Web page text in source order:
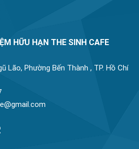
HỮU HẠN THE SINH CAFE
Lão, Phường Bến Thành , TP. Hồ Chí